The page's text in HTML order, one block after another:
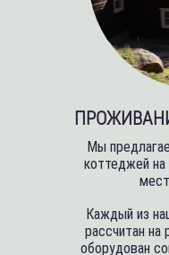
Мы
коттеджей на
Каждый из
рассчитан на
оборудован